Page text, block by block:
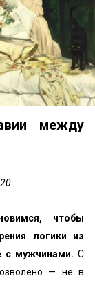
между
чтобы
логики из
с мужчинами. С
— не в